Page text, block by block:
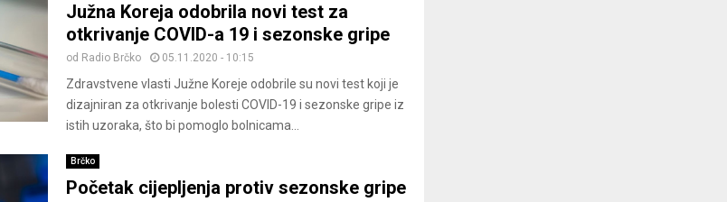
Južna Koreja odobrila novi test za
otkrivanje COVID-a 19 i sezonske gripe
od Radio Brčko 05.11.2020 - 10:15
Zdravstvene vlasti Južne Koreje odobrile su novi test koji je
dizajniran za otkrivanje bolesti COVID-19 i sezonske gripe iz
istih uzoraka, što bi pomoglo bolnicama...
Brčko
Početak cijepljenja protiv sezonske gripe